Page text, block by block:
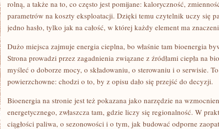
rolną, a także na to, co często jest pomijane: kaloryczność,
parametrów na koszty eksploatacji. Dzięki temu czytelnik uczy się
jedno hasło, tylko jak na całość, w której każdy element ma
Dużo miejsca zajmuje energia cieplna, bo właśnie tam bioenergia
Strona prowadzi przez zagadnienia związane z źródłami ciepła na
myśleć o doborze mocy, o składowaniu, o sterowaniu i o serwisie.
powierzchowne: chodzi o to, by z opisu dało się przejść do decyzji.
Bioenergia na stronie jest też pokazana jako narzędzie na
energetycznego, zwłaszcza tam, gdzie liczy się regionalność. W
ciągłości paliwa, o sezonowości i o tym, jak budować odporne